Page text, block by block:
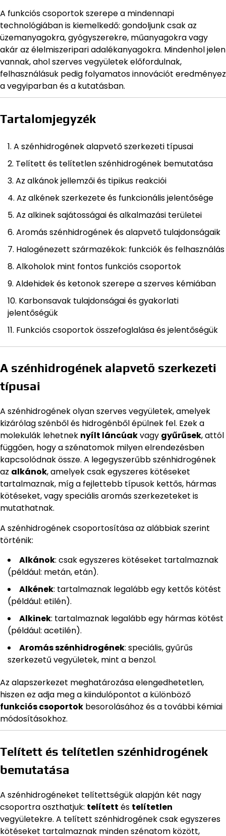
A funkciós csoportok szerepe a mindennapi
technológiában is kiemelkedő: gondoljunk csak az
üzemanyagokra, gyógyszerekre, műanyagokra vagy
akár az élelmiszeripari adalékanyagokra. Mindenhol jelen
vannak, ahol szerves vegyületek előfordulnak,
felhasználásuk pedig folyamatos innovációt eredményez
a vegyiparban és a kutatásban.
Tartalomjegyzék
A szénhidrogének alapvető szerkezeti típusai
Telített és telítetlen szénhidrogének bemutatása
Az alkánok jellemzői és tipikus reakciói
Az alkének szerkezete és funkcionális jelentősége
Az alkinek sajátosságai és alkalmazási területei
Aromás szénhidrogének és alapvető tulajdonságaik
Halogénezett származékok: funkciók és felhasználás
Alkoholok mint fontos funkciós csoportok
Aldehidek és ketonok szerepe a szerves kémiában
Karbonsavak tulajdonságai és gyakorlati
jelentőségük
Funkciós csoportok összefoglalása és jelentőségük
A szénhidrogének alapvető szerkezeti
típusai
A szénhidrogének olyan szerves vegyületek, amelyek
kizárólag szénből és hidrogénből épülnek fel. Ezek a
molekulák lehetnek nyílt láncúakvagy gyűrűsek, attól
függően, hogy a szénatomok milyen elrendezésben
kapcsolódnak össze. A legegyszerűbb szénhidrogének
az alkánok, amelyek csak egyszeres kötéseket
tartalmaznak, míg a fejlettebb típusok kettős, hármas
kötéseket, vagy speciális aromás szerkezeteket is
mutathatnak.
A szénhidrogének csoportosítása az alábbiak szerint
történik:
Alkánok: csak egyszeres kötéseket tartalmaznak
(például: metán, etán).
Alkének: tartalmaznak legalább egy kettős kötést
(például: etilén).
Alkinek: tartalmaznak legalább egy hármas kötést
(például: acetilén).
Aromás szénhidrogének: speciális, gyűrűs
szerkezetű vegyületek, mint a benzol.
Az alapszerkezet meghatározása elengedhetetlen,
hiszen ez adja meg a kiindulópontot a különböző
funkciós csoportok besorolásához és a további kémiai
módosításokhoz.
Telített és telítetlen szénhidrogének
bemutatása
A szénhidrogéneket telítettségük alapján két nagy
csoportra oszthatjuk: telített és telítetlen
vegyületekre. A telített szénhidrogének csak egyszeres
kötéseket tartalmaznak minden szénatom között,